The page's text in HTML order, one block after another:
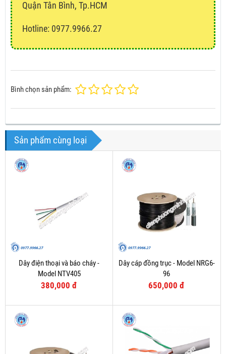
Quận Tân Bình, Tp.HCM
Hotline: 0977.9966.27
Bình chọn sản phẩm:
Sản phẩm cùng loại
Dây điện thoại và báo cháy -
Model NTV405
380,000 đ
Dây cáp đồng trục - Model NRG6-
96
650,000 đ